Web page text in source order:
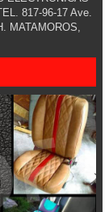
817-96-17 Ave.
MATAMOROS,